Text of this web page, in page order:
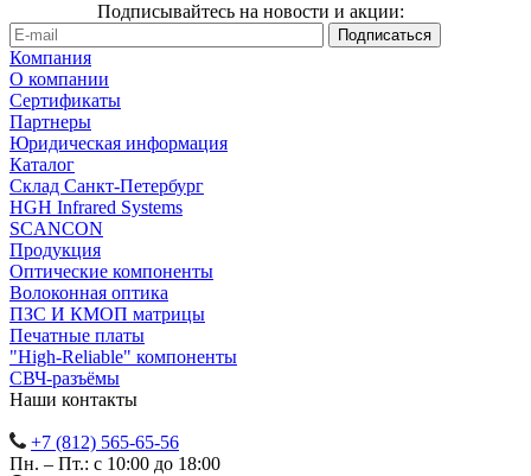
Подписывайтесь на новости и акции:
Компания
О компании
Сертификаты
Партнеры
Юридическая информация
Каталог
Cклад Санкт-Петербург
HGH Infrared Systems
SCANCON
Продукция
Оптические компоненты
Волоконная оптика
ПЗС И КМОП матрицы
Печатные платы
"High-Reliable" компоненты
СВЧ-разъёмы
Наши контакты
+7 (812) 565-65-56
Пн. – Пт.: с 10:00 до 18:00